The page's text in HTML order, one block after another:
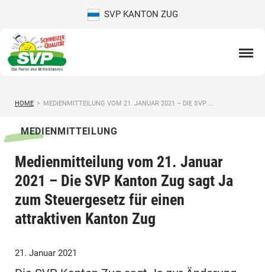
SVP KANTON ZUG
HOME > MEDIENMITTEILUNG VOM 21. JANUAR 2021 – DIE SVP ...
MEDIENMITTEILUNG
Medienmitteilung vom 21. Januar
2021 – Die SVP Kanton Zug sagt Ja
zum Steuergesetz für einen
attraktiven Kanton Zug
21. Januar 2021